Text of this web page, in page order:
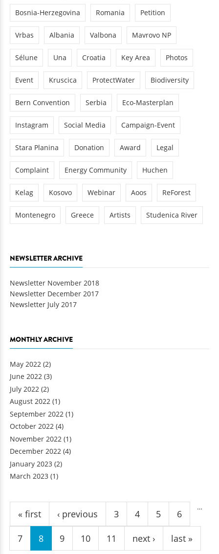
Bosnia-Herzegovina Romania Petition
Vrbas Albania Valbona Mavrovo NP
Sélune Una Croatia Key Area Photos
Event Kruscica ProtectWater Biodiversity
Bern Convention Serbia Eco-Masterplan
Instagram Social Media Campaign-Event
Stara Planina Donation Award Legal
Complaint Energy Community Huchen
Kelag Kosovo Webinar Aoos ReForest
Montenegro Greece Artists Studenica River
NEWSLETTER ARCHIVE
Newsletter November 2018
Newsletter December 2017
Newsletter July 2017
MONTHLY ARCHIVE
May 2022 (2)
June 2022 (3)
July 2022 (2)
August 2022 (1)
September 2022 (1)
October 2022 (4)
November 2022 (1)
December 2022 (4)
January 2023 (2)
March 2023 (1)
Pages
« first ‹ previous
…
3 4 5 6
7 8 9 10 11 next › last »